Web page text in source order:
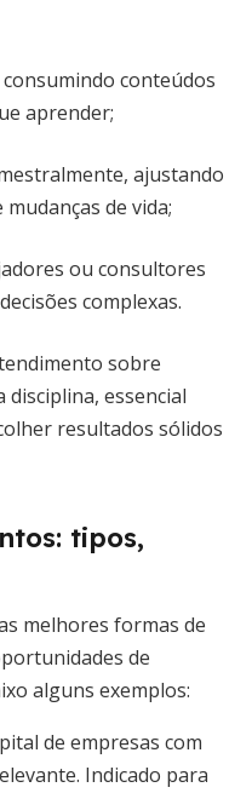
conteúdos
aprender;
ajustando
de vida;
ou consultores
complexas.
sobre
disciplina, essencial
resultados sólidos
tipos,
melhores formas de
de
alguns exemplos:
de empresas com
Indicado para